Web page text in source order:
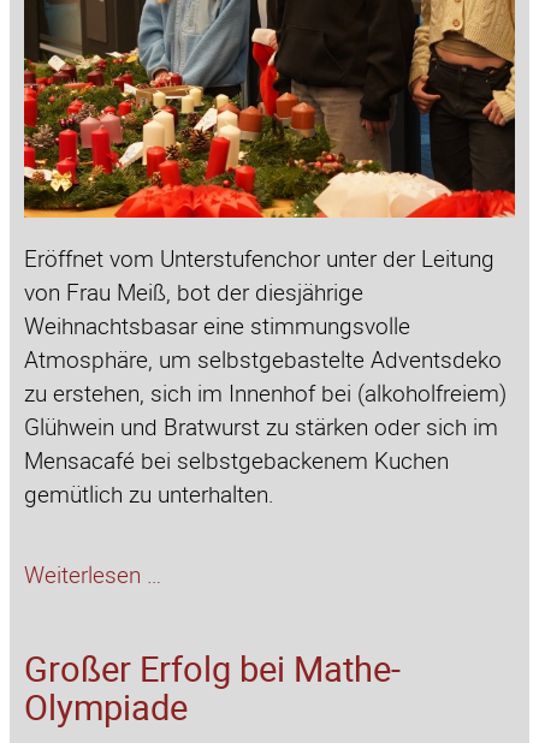
Eröffnet vom Unterstufenchor unter der Leitung
von Frau Meiß, bot der diesjährige
Weihnachtsbasar eine stimmungsvolle
Atmosphäre, um selbstgebastelte Adventsdeko
zu erstehen, sich im Innenhof bei (alkoholfreiem)
Glühwein und Bratwurst zu stärken oder sich im
Mensacafé bei selbstgebackenem Kuchen
gemütlich zu unterhalten.
Weiterlesen …
Großer Erfolg bei Mathe-
Olympiade